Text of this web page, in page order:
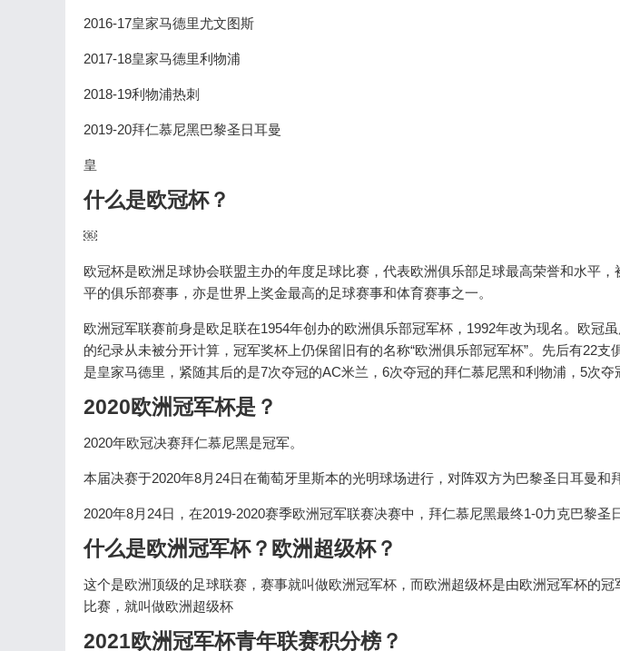
2016-17皇家马德里尤文图斯
2017-18皇家马德里利物浦
2018-19利物浦热刺
2019-20拜仁慕尼黑巴黎圣日耳曼
皇
什么是欧冠杯？
￼
欧冠杯是欧洲足球协会联盟主办的年度足球比赛，代表欧洲俱乐部足球最高荣誉和水平
平的俱乐部赛事，亦是世界上奖金最高的足球赛事和体育赛事之一。
欧洲冠军联赛前身是欧足联在1954年创办的欧洲俱乐部冠军杯，1992年改为现名。欧冠
的纪录从未被分开计算，冠军奖杯上仍保留旧有的名称“欧洲俱乐部冠军杯”。先后有22
是皇家马德里，紧随其后的是7次夺冠的AC米兰，6次夺冠的拜仁慕尼黑和利物浦，5次夺
2020欧洲冠军杯是？
2020年欧冠决赛拜仁慕尼黑是冠军。
本届决赛于2020年8月24日在葡萄牙里斯本的光明球场进行，对阵双方为巴黎圣日耳曼和
2020年8月24日，在2019-2020赛季欧洲冠军联赛决赛中，拜仁慕尼黑最终1-0力克巴黎圣
什么是欧洲冠军杯？欧洲超级杯？
这个是欧洲顶级的足球联赛，赛事就叫做欧洲冠军杯，而欧洲超级杯是由欧洲冠军杯的
比赛，就叫做欧洲超级杯
2021欧洲冠军杯青年联赛积分榜？